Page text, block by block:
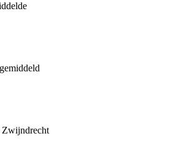
Zwijndrecht